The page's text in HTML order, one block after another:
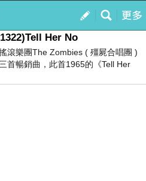
我的
Her No
滾樂團The Zombies ( 殭屍合唱團 )
首暢銷曲，此首1965的《Tell Her
之一，在告示牌百大單曲